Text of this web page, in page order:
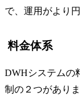
で、運用がより
料金体系
DWHシステムの
制の２つがあり